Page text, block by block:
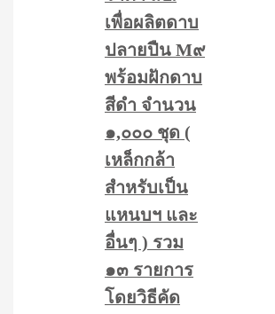
เพื่อผลิตดาบ
ปลายปืน M๙
พร้อมฝักดาบ
สีดำ จำนวน
๑,๐๐๐ ชุด (
เหล็กกล้า
สำหรับเป็น
แหนบฯ และ
อื่นๆ ) รวม
๑๓ รายการ
โดยวิธีคัด